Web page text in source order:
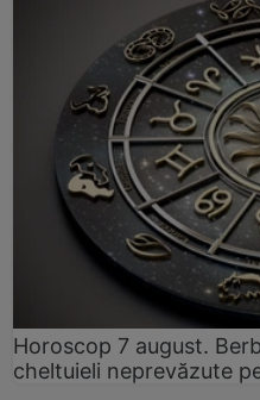
Horoscop 7 august.
cheltuieli neprevăzute